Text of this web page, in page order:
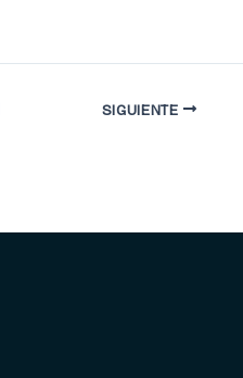
SIGUIENTE